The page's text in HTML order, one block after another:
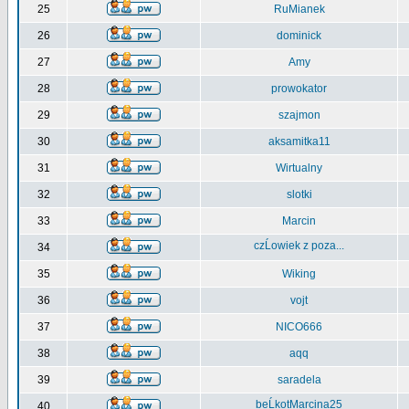
25 RuMianek
26 dominick
27 Amy
28 prowokator
29 szajmon
30 aksamitka11
31 Wirtualny
32 slotki
33 Marcin
34 czĹowiek z poza...
35 Wiking
36 vojt
37 NICO666
38 aqq
39 saradela
40 beĹkotMarcina25